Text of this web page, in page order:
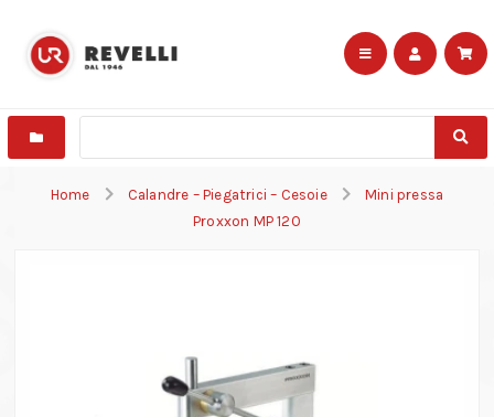
Home Calandre – Piegatrici – Cesoie
Mini pressa
Proxxon MP 120